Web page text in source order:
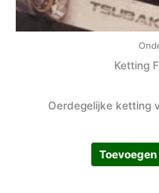
Ketting
Oerdegelijke ketting